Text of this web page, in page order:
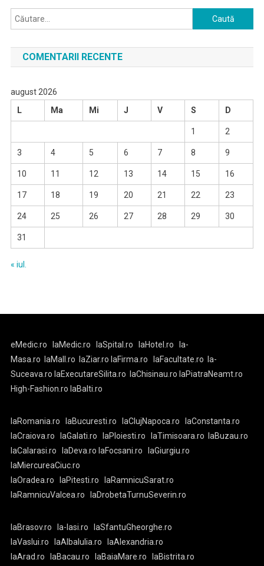
Caută
după:
COMENTARII RECENTE
august 2026
L
Ma Mi J V S D
1 2
3 4 5 6 7 8 9
10 11 12 13 14 15 16
17 18 19 20 21 22 23
24 25 26 27 28 29 30
31
« iul.
eMedic.ro laMedic.ro laSpital.ro laHotel.ro
la-
Masa.ro
laMall.ro laZiar.ro laFirma.ro laFacultate.ro
la-
Suceava.ro laExecutareSilita.ro laChisinau.ro laPiatraNeamt.ro
High-Fashion.ro laBalti.ro
laRomania.ro laBucuresti.ro laClujNapoca.ro
laConstanta.ro
laCraiova.ro
laGalati.ro laPloiesti.ro laTimisoara.ro
laBuzau.ro
laCalarasi.ro
laDeva.ro laFocsani.ro
laGiurgiu.ro
laMiercureaCiuc.ro
laOradea.ro
laPitesti.ro
laRamnicuSarat.ro
laRamnicuValcea.ro
laDrobetaTurnuSeverin.ro
laBrasov.ro la-Iasi.ro
laSfantuGheorghe.ro
laVaslui.ro
laAlbaIulia.ro
laAlexandria.ro
laArad.ro
laBacau.ro laBaiaMare.ro laBistrita.ro